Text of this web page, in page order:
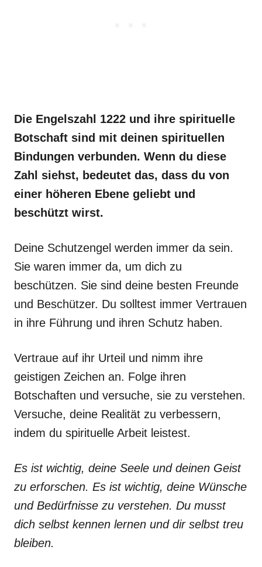
Die Engelszahl 1222 und ihre spirituelle
Botschaft sind mit deinen spirituellen
Bindungen verbunden. Wenn du diese
Zahl siehst, bedeutet das, dass du von
einer höheren Ebene geliebt und
beschützt wirst.
Deine Schutzengel werden immer da sein.
Sie waren immer da, um dich zu
beschützen. Sie sind deine besten Freunde
und Beschützer. Du solltest immer Vertrauen
in ihre Führung und ihren Schutz haben.
Vertraue auf ihr Urteil und nimm ihre
geistigen Zeichen an. Folge ihren
Botschaften und versuche, sie zu verstehen.
Versuche, deine Realität zu verbessern,
indem du spirituelle Arbeit leistest.
Es ist wichtig, deine Seele und deinen Geist
zu erforschen. Es ist wichtig, deine Wünsche
und Bedürfnisse zu verstehen. Du musst
dich selbst kennen lernen und dir selbst treu
bleiben.